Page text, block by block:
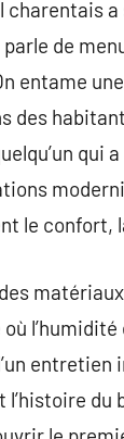
a
parle de
entame
des
qui
le confort,
l’histoire du